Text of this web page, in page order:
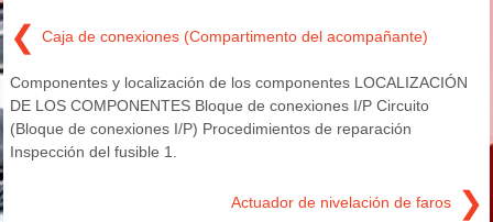
❮ Caja de conexiones (Compartimento del acompañante)
Componentes y localización de los componentes LOCALIZACIÓN
DE LOS COMPONENTES Bloque de conexiones I/P Circuito
(Bloque de conexiones I/P) Procedimientos de reparación
Inspección del fusible 1.
Actuador de nivelación de faros ❯